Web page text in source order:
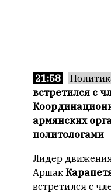
21:58
встретился с
армянских
политологами
Лидер
Аршак
встретился с